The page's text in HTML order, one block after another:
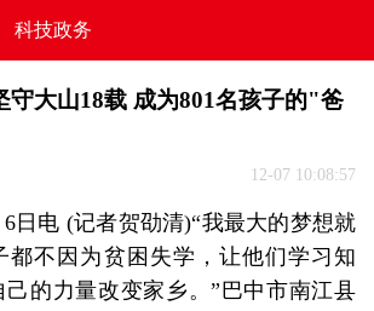
科技政务
守大山18载 成为801名孩子的"爸
12-07 10:08:57
日电 (记者贺劭清)“我最大的梦想就
都不因为贫困失学，让他们学习知
的力量改变家乡。”巴中市南江县